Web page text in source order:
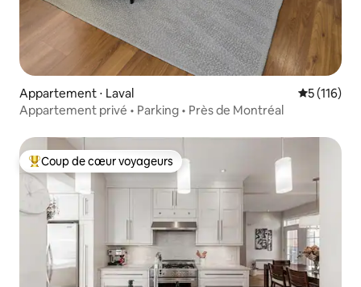
Appartement ⋅ Laval Évaluation
5 (116)
Appartement privé • Parking • Près de Montréal
Coups de cœur voyageurs les plus appréciés
Coup de cœur voyageurs